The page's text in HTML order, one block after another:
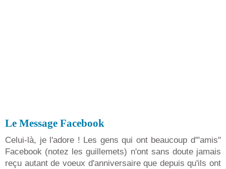
Le Message Facebook
Celui-là, je l'adore ! Les gens qui ont beaucoup d'"amis"
Facebook (notez les guillemets) n'ont sans doute jamais
reçu autant de voeux d'anniversaire que depuis qu'ils ont